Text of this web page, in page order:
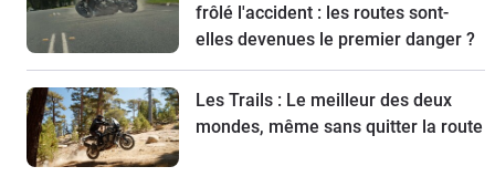
frôlé l'accident : les routes sont-
elles devenues le premier danger ?
Les Trails : Le meilleur des deux
mondes, même sans quitter la route